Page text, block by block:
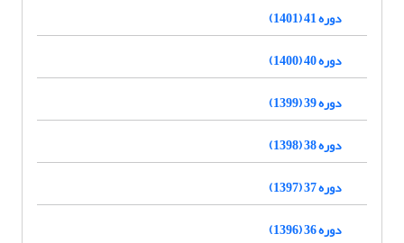
دوره 41 (1401)
دوره 40 (1400)
دوره 39 (1399)
دوره 38 (1398)
دوره 37 (1397)
دوره 36 (1396)